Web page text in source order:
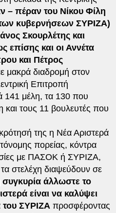
– πέραν του Νίκου Φίλη
κυβερνήσεων ΣΥΡΙΖΑ)
Σκουρλέτης και
επίσης και οι Αννέτα
και Πέτρος
διαδρομή στον
Επιτροπή
141 μέλη, τα 130 που
και τους 11 βουλευτές που
της η Νέα Αριστερά
πορείας, κόντρα
με ΠΑΣΟΚ ή ΣΥΡΙΖΑ,
στελέχη διαψεύδουν σε
συγκυρία άλλωστε το
είναι να καλύψει
ΣΥΡΙΖΑ προσφέροντας